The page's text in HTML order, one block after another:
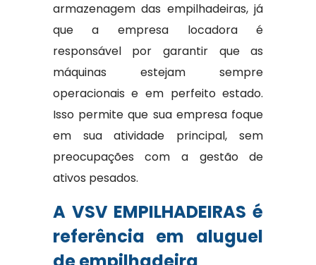
armazenagem das empilhadeiras, já
que a empresa locadora é
responsável por garantir que as
máquinas estejam sempre
operacionais e em perfeito estado.
Isso permite que sua empresa foque
em sua atividade principal, sem
preocupações com a gestão de
ativos pesados.
A VSV EMPILHADEIRAS é
referência em aluguel